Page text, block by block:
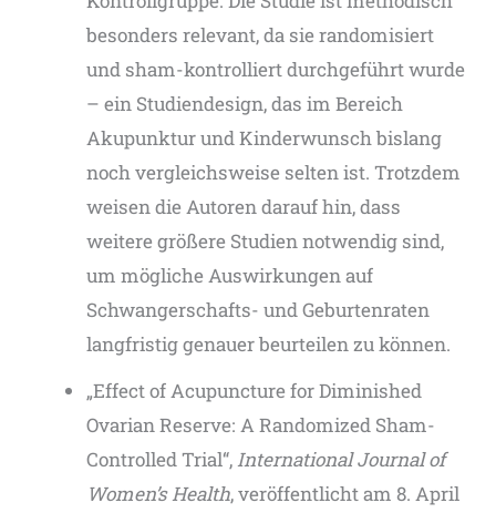
besonders relevant, da sie randomisiert
und sham-kontrolliert durchgeführt wurde
– ein Studiendesign, das im Bereich
Akupunktur und Kinderwunsch bislang
noch vergleichsweise selten ist. Trotzdem
weisen die Autoren darauf hin, dass
weitere größere Studien notwendig sind,
um mögliche Auswirkungen auf
Schwangerschafts- und Geburtenraten
langfristig genauer beurteilen zu können.
„Effect of Acupuncture for Diminished
Ovarian Reserve: A Randomized Sham-
Controlled Trial“, International Journal of
Women’s Health, veröffentlicht am 8. April